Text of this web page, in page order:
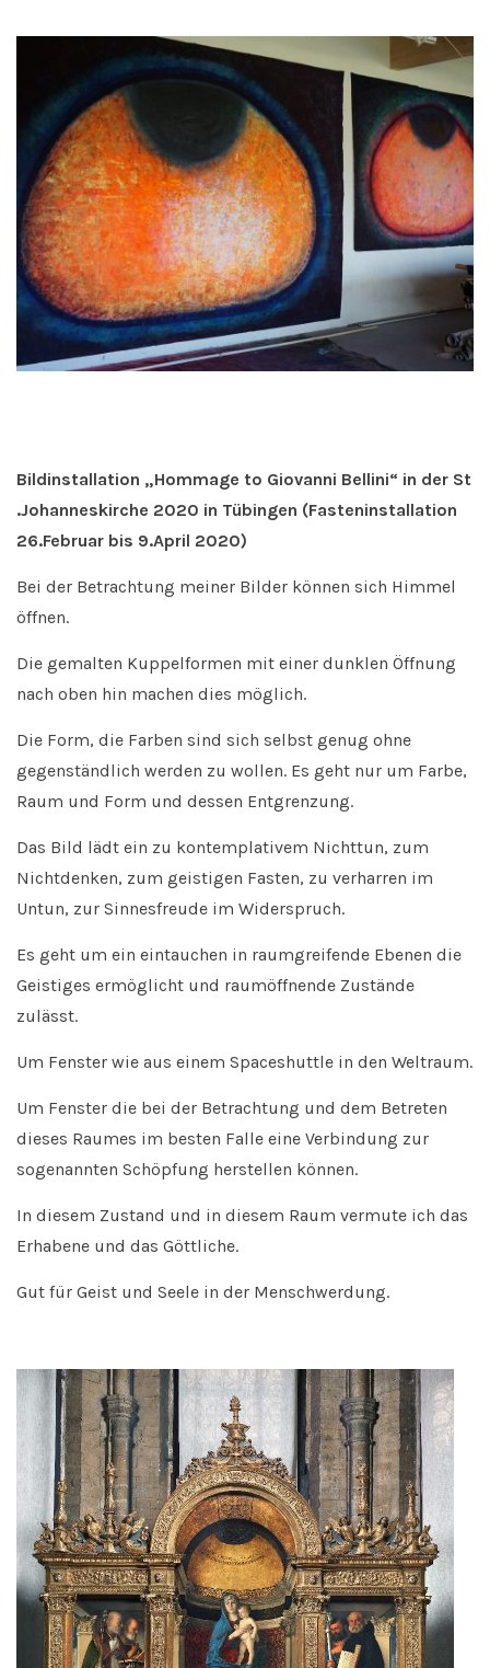
Bildinstallation „Hommage to Giovanni Bellini“ in der St
.Johanneskirche 2020 in Tübingen (Fasteninstallation
26.Februar bis 9.April 2020)
Bei der Betrachtung meiner Bilder können sich Himmel
öffnen.
Die gemalten Kuppelformen mit einer dunklen Öffnung
nach oben hin machen dies möglich.
Die Form, die Farben sind sich selbst genug ohne
gegenständlich werden zu wollen. Es geht nur um Farbe,
Raum und Form und dessen Entgrenzung.
Das Bild lädt ein zu kontemplativem Nichttun, zum
Nichtdenken, zum geistigen Fasten, zu verharren im
Untun, zur Sinnesfreude im Widerspruch.
Es geht um ein eintauchen in raumgreifende Ebenen die
Geistiges ermöglicht und raumöffnende Zustände
zulässt.
Um Fenster wie aus einem Spaceshuttle in den Weltraum.
Um Fenster die bei der Betrachtung und dem Betreten
dieses Raumes im besten Falle eine Verbindung zur
sogenannten Schöpfung herstellen können.
In diesem Zustand und in diesem Raum vermute ich das
Erhabene und das Göttliche.
Gut für Geist und Seele in der Menschwerdung.